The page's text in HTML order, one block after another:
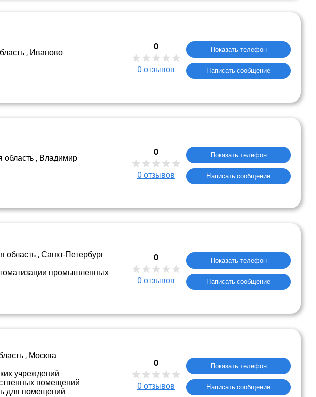
, Иваново
0
0 отзывов
Показать телефон
Написать сообщение
область , Владимир
0
0 отзывов
Показать телефон
Написать сообщение
область , Санкт-Петербург
промышленных
0
0 отзывов
Показать телефон
Написать сообщение
, Москва
учреждений
помещений
для помещений
0
0 отзывов
Показать телефон
Написать сообщение